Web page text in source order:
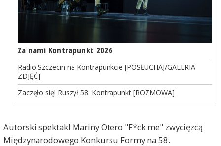
Za nami Kontrapunkt 2026
Radio Szczecin na Kontrapunkcie [POSŁUCHAJ/GALERIA
ZDJĘĆ]
Zaczęło się! Ruszył 58. Kontrapunkt [ROZMOWA]
Autorski spektakl Mariny Otero "F*ck me" zwycięzcą
Międzynarodowego Konkursu Formy na 58.